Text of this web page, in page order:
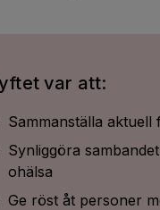
var att:
Sammanställa aktuell
Synliggöra
ohälsa
Ge röst åt personer